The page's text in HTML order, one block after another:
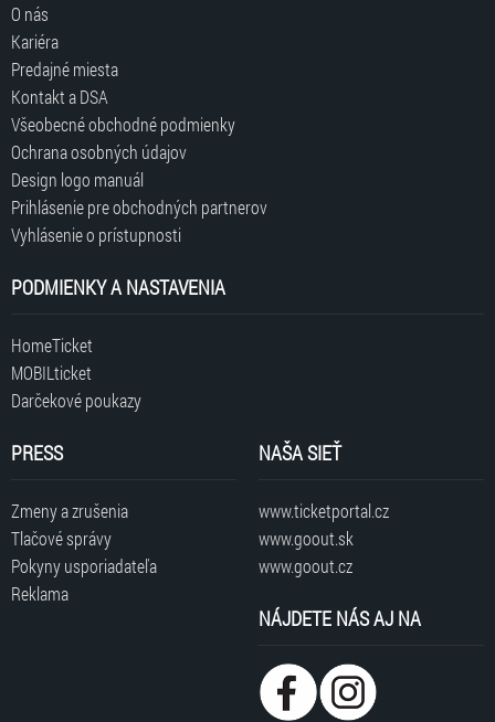
O nás
Kariéra
Predajné miesta
Kontakt a DSA
Všeobecné obchodné podmienky
Ochrana osobných údajov
Design logo manuál
Prihlásenie pre obchodných partnerov
Vyhlásenie o prístupnosti
PODMIENKY A NASTAVENIA
HomeTicket
MOBILticket
Darčekové poukazy
PRESS
Zmeny a zrušenia
Tlačové správy
Pokyny usporiadateľa
Reklama
NAŠA SIEŤ
www.ticketportal.cz
www.goout.sk
www.goout.cz
NÁJDETE NÁS AJ NA